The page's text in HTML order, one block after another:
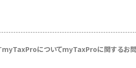
myTaxProについてmyTaxProに関するお